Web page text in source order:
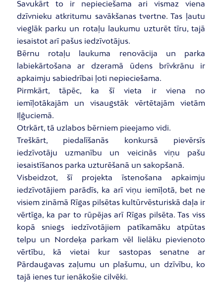
Savukārt to ir nepieciešama ari vismaz viena
dzīvnieku atkritumu savākšanas tvertne. Tas ļautu
vieglāk parku un rotaļu laukumu uzturēt tīru, tajā
iesaistot arī pašus iedzīvotājus.
Bērnu rotaļu laukuma renovācija un parka
labiekārtošana ar dzeramā ūdens brīvkrānu ir
apkaimju sabiedrībai ļoti nepieciešama.
Pirmkārt, tāpēc, ka šī vieta ir viena no
iemīļotākajām un visaugstāk vērtētajām vietām
Iļģuciemā.
Otrkārt, tā uzlabos bērniem pieejamo vidi.
Treškārt, piedalīšanās konkursā pievērsīs
iedzīvotāju uzmanību un veicinās viņu pašu
iesaistīšanos parka uzturēšanā un sakopšanā.
Visbeidzot, šī projekta īstenošana apkaimju
iedzīvotājiem parādīs, ka arī viņu iemīļotā, bet ne
visiem zināmā Rīgas pilsētas kultūrvēsturiskā daļa ir
vērtīga, ka par to rūpējas arī Rīgas pilsēta. Tas viss
kopā sniegs iedzīvotājiem patīkamāku atpūtas
telpu un Nordeķa parkam vēl lielāku pievienoto
vērtību, kā vietai kur sastopas senatne ar
Pārdaugavas zaļumu un plašumu, un dzīvību, ko
tajā ienes tur ienākošie cilvēki.